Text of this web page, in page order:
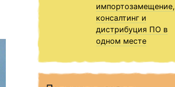
импортозамещение,
консалтинг и
дистрибуция ПО в
одном месте